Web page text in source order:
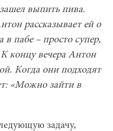
выпить пива.
рассказывает ей о
в пабе – просто супер,
концу вечера Антон
Когда они подходят
«Можно зайти в
задачу,